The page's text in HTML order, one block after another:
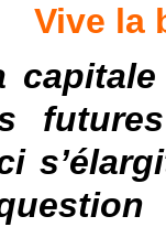
Vive la